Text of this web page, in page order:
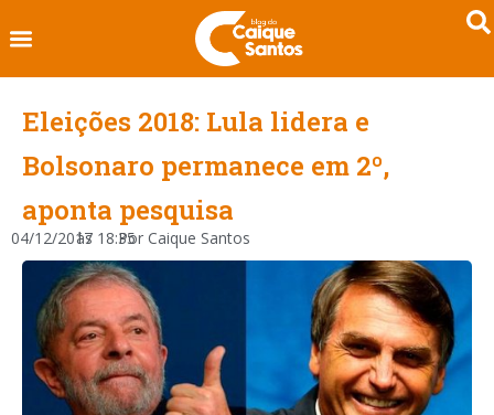
Eleições 2018: Lula lidera e
Bolsonaro permanece em 2º,
aponta pesquisa
04/12/2017
às 18:35
Por Caique Santos